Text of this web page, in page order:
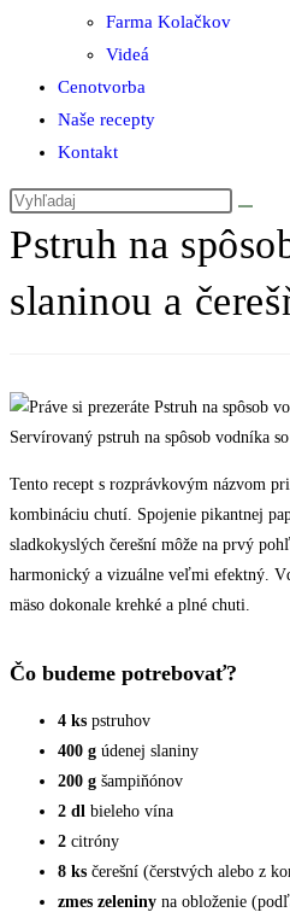
Farma Kolačkov
Videá
Cenotvorba
Naše recepty
Kontakt
Pstruh na
slaninou a
Servírovaný pstruh na spôsob vodníka
Tento recept s rozprávkovým názvom
kombináciu chutí. Spojenie pikantnej
sladkokyslých čerešní môže na prvý
harmonický a vizuálne veľmi efektný.
mäso dokonale krehké a plné chuti.
Čo budeme potrebovať?
4 ks pstruhov
400 g údenej slaniny
200 g šampiňónov
2 dl bieleho vína
2 citróny
8 ks čerešní (čerstvých alebo z
zmes zeleniny na obloženie